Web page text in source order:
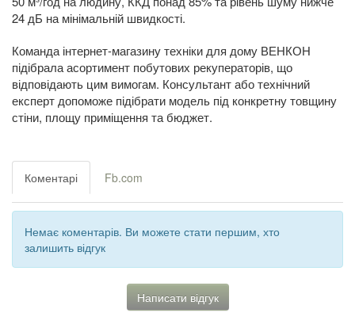
24 дБ на мінімальній швидкості.
Команда інтернет-магазину техніки для дому ВЕНКОН
підібрала асортимент побутових рекуператорів, що
відповідають цим вимогам. Консультант або технічний
експерт допоможе підібрати модель під конкретну товщину
стіни, площу приміщення та бюджет.
Коментарі Fb.com
Немає коментарів. Ви можете стати першим, хто
залишить відгук
Написати відгук